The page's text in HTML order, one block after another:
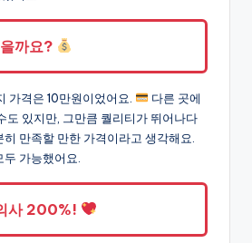
까요?
가격은 10만원이었어요.
다른 곳에
도 있지만, 그만큼 퀄리티가 뛰어나다
만족할 만한 가격이라고 생각해요.
가능했어요.
사 200%!